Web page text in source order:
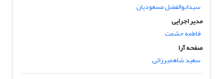
سیدابوالفضل مسعودیان
مدیر اجرایی
فاطمه حشمت
صفحه آرا
سعید شاهمیرزائی